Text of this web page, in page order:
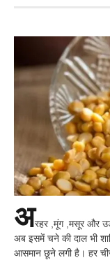
अरहर ,मूंग ,मसूर और
अब इसमें चने की दाल भी
आसमान छूने लगी है। हर